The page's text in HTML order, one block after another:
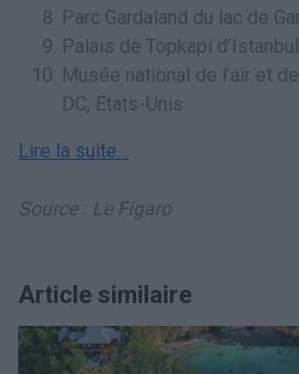
Parc Gardaland du lac de
Palais de Topkapi
Musée national de l’air et
DC, États-Unis
Lire la suite…
Source : Le Figaro
Article similaire